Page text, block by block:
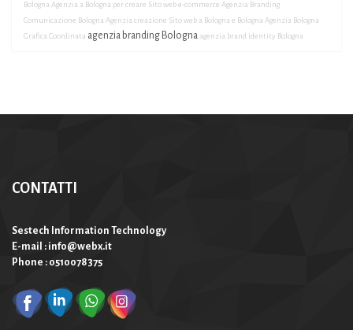
Bologna Agenzia a Bologna per creare Sito web e-commerce Agenzia Branding
Comunicazione Bologna Agenzia creazione Sito web a Bologna e Bologna Agenzia Bologna
Grafica Coordinata agenzia branding Bologna agenzia brand identity Bologna
CONTATTI
Sestech Information Technology
E-mail : info@webx.it
Phone : 0510078375